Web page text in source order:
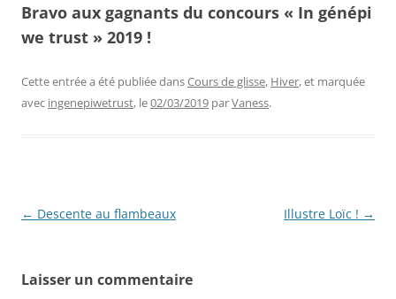
Bravo aux gagnants du concours « In génépi
we trust » 2019 !
Cette entrée a été publiée dansCours de glisse, Hiver, et marquée
avec ingenepiwetrust, le02/03/2019 parVaness.
Navigation
← Descente au flambeaux Illustre Loïc ! →
Laisser un commentaire